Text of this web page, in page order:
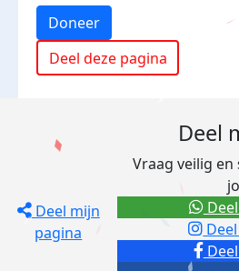
Doneer
Deel deze pagina
Deel mijn
pagina
Deel
Vraag veilig
Deel
Deel